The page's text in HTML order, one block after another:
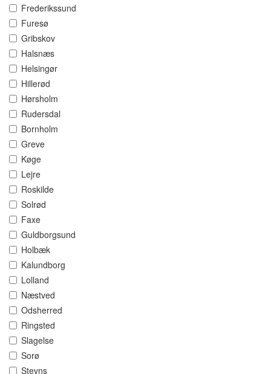
Frederikssund
Furesø
Gribskov
Halsnæs
Helsingør
Hillerød
Hørsholm
Rudersdal
Bornholm
Greve
Køge
Lejre
Roskilde
Solrød
Faxe
Guldborgsund
Holbæk
Kalundborg
Lolland
Næstved
Odsherred
Ringsted
Slagelse
Sorø
Stevns